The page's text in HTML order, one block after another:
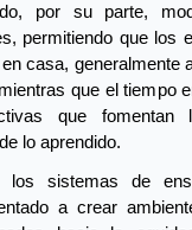
por su parte,
permitiendo que los
casa, generalmente
que el tiempo
que
lo aprendido.
sistemas de
a crear